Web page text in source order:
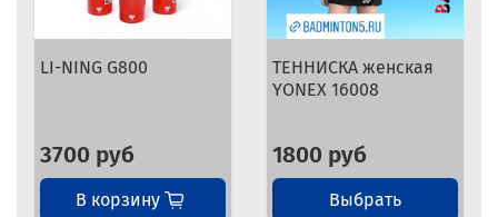
LI-NING G800
3700 руб
В корзину
ТЕННИСКА женская
YONEX 16008
1800 руб
Выбрать